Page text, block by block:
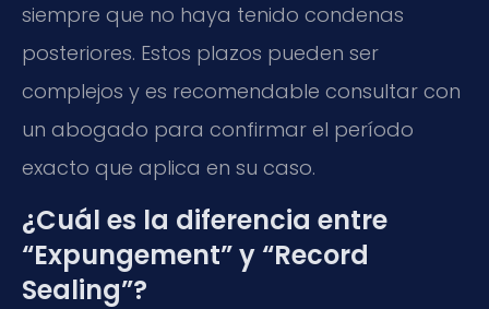
siempre que no haya tenido condenas
posteriores. Estos plazos pueden ser
complejos y es recomendable consultar con
un abogado para confirmar el período
exacto que aplica en su caso.
¿Cuál es la diferencia entre
“Expungement” y “Record
Sealing”?